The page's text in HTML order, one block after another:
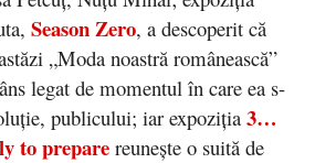
Season Zero, a descoperit că
„Moda noastră românească”
legat de momentul în care ea s-
publicului; iar expoziția 3…
to preparereunește o suită de